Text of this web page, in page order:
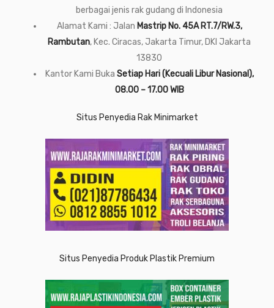
berbagai jenis rak gudang di Indonesia
Alamat Kami : Jalan Mastrip No. 45A RT.7/RW.3,
Rambutan, Kec. Ciracas, Jakarta Timur, DKI Jakarta
13830
Kantor Kami Buka Setiap Hari (Kecuali Libur Nasional),
08.00 – 17.00 WIB
Situs Penyedia Rak Minimarket
Situs Penyedia Produk Plastik Premium